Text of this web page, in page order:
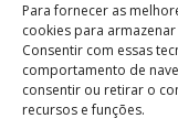
Para fornecer as
cookies para
Consentir com essas
comportamento de
consentir ou retirar o
recursos e funções.
Morada:
Rua Cidade do Porto
4705-085 Braga